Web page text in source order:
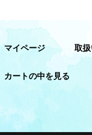
マイページ 取
カートの中を見る